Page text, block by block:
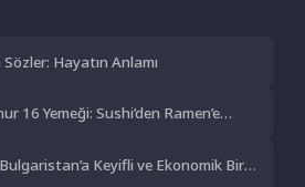
Hayatın Anlamı
16 Yemeği: Sushi’den Ramen’e
Keyifli ve Ekonomik Bir